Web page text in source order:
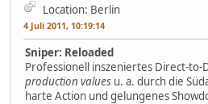
Location: Berlin
4 Juli 2011, 10:19:14
Sniper: Reloaded
Professionell inszeniertes Direct-to-
production values u. a. durch die
harte Action und gelungenes